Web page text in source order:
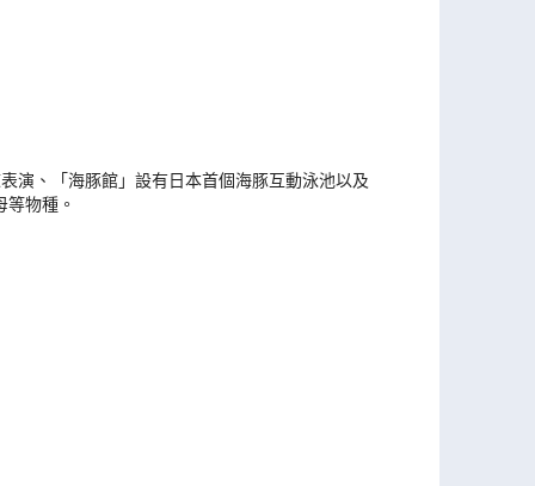
演、「海豚館」設有日本首個海豚互動泳池以及
物種。